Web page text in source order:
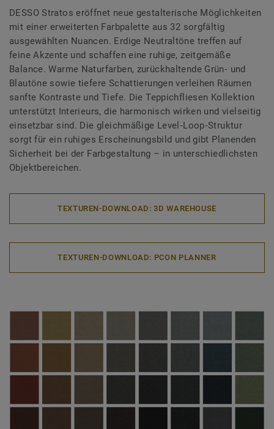
DESSO Stratos eröffnet neue gestalterische Möglichkeiten
mit einer erweiterten Farbpalette aus 32 sorgfältig
ausgewählten Nuancen. Erdige Neutraltöne treffen auf
feine Akzente und schaffen eine ruhige, zeitgemäße
Balance. Warme Naturfarben, zurückhaltende Grün‑ und
Blautöne sowie tiefere Schattierungen verleihen Räumen
sanfte Kontraste und Tiefe. Die Teppichfliesen Kollektion
unterstützt Interieurs, die harmonisch wirken und vielseitig
einsetzbar sind. Die gleichmäßige Level‑Loop‑Struktur
sorgt für ein ruhiges Erscheinungsbild und gibt Planenden
Sicherheit bei der Farbgestaltung – in unterschiedlichsten
Objektbereichen.
TEXTUREN-DOWNLOAD: 3D WAREHOUSE
TEXTUREN-DOWNLOAD: PCON PLANNER